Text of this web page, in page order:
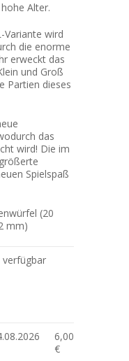
Alter.
Variante wird
die enorme
erweckt das
und Groß
Partien dieses
das
wird! Die im
Spielspaß
(20
mm)
verfügbar
6,00
€